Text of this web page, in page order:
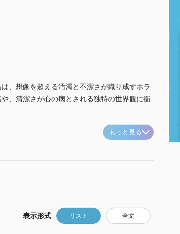
、想像を超える汚濁と不潔さが織り成すホラ
、清潔さが心の病とされる独特の世界観に衝
もっと見る
表示形式 リスト 全文